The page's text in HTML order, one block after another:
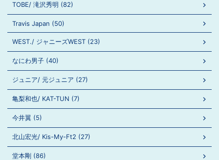
TOBE/ 滝沢秀明 (82)
Travis Japan (50)
WEST./ ジャニーズWEST (23)
なにわ男子 (40)
ジュニア/ 元ジュニア (27)
亀梨和也/ KAT-TUN (7)
今井翼 (5)
北山宏光/ Kis-My-Ft2 (27)
堂本剛 (86)